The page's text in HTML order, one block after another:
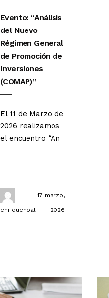
Evento: “Análisis
del Nuevo
Régimen General
de Promoción de
Inversiones
(COMAP)”
El 11 de Marzo de
2026 realizamos
el encuentro “An
enriquenoal
17 marzo,
2026